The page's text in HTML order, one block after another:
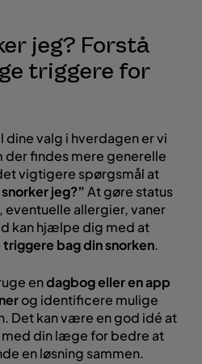
jeg? Forstå
triggere for
valg i hverdagen er vi
der findes mere generelle
vigtigere spørgsmål at
jeg?”At gøre status
allergier, vaner
kan hjælpe dig med at
bag din snorken.
endagbog eller en app
og identificere mulige
Det kan være en god idé at
din læge for bedre at
en løsning sammen.